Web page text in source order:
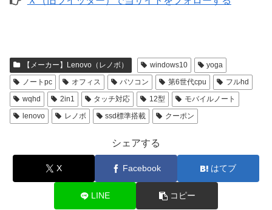
【メーカー】Lenovo（レノボ） windows10
yoga
ノートpc
オフィス パソコン 第6世代cpu
フルhd
wqhd
2in1 タッチ対応 12型
モバイルノート
lenovo
レノボ ssd標準搭載 クーポン
シェアする
X Facebook はてブ
LINE コピー